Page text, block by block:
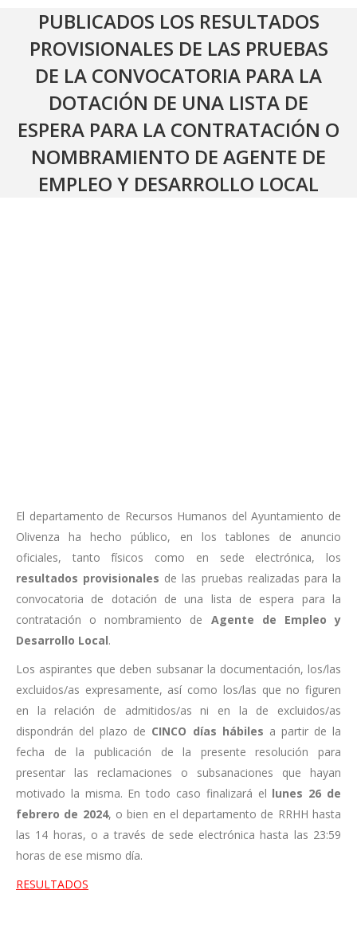
PUBLICADOS LOS RESULTADOS
PROVISIONALES DE LAS PRUEBAS
DE LA CONVOCATORIA PARA LA
DOTACIÓN DE UNA LISTA DE
ESPERA PARA LA CONTRATACIÓN O
NOMBRAMIENTO DE AGENTE DE
EMPLEO Y DESARROLLO LOCAL
El departamento de Recursos Humanos del Ayuntamiento de
Olivenza ha hecho público, en los tablones de anuncio
oficiales, tanto físicos como en sede electrónica, los
resultados provisionales de las pruebas realizadas para la
convocatoria de dotación de una lista de espera para la
contratación o nombramiento de Agente de Empleo y
Desarrollo Local.
Los aspirantes que deben subsanar la documentación, los/las
excluidos/as expresamente, así como los/las que no figuren
en la relación de admitidos/as ni en la de excluidos/as
dispondrán del plazo de CINCO días hábiles a partir de la
fecha de la publicación de la presente resolución para
presentar las reclamaciones o subsanaciones que hayan
motivado la misma. En todo caso finalizará el lunes 26 de
febrero de 2024, o bien en el departamento de RRHH hasta
las 14 horas, o a través de sede electrónica hasta las 23:59
horas de ese mismo día.
RESULTADOS